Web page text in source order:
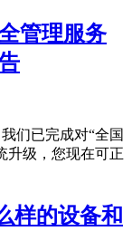
管理服务
们已完成对“全国
升级，您现在可正
样的设备和